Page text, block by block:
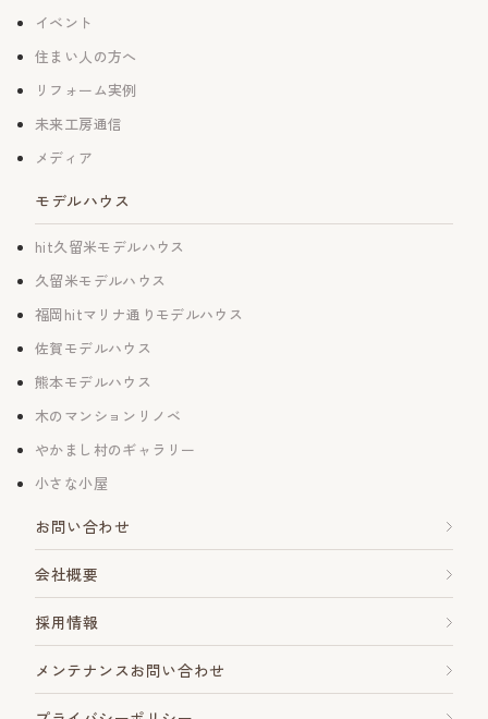
イベント
住まい人の方へ
リフォーム実例
未来工房通信
メディア
モデルハウス
hit久留米モデルハウス
久留米モデルハウス
福岡hitマリナ通りモデルハウス
佐賀モデルハウス
熊本モデルハウス
木のマンションリノベ
やかまし村のギャラリー
小さな小屋
お問い合わせ
会社概要
採用情報
メンテナンスお問い合わせ